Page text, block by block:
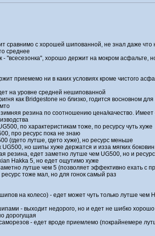
сравнимо с хорошей шипованной, не знал даже
среднее
- "всесезонка", хорошо держит на мокром асфальте,
приемемо ни в каких условиях кроме чистого
на уровне средней нешипованной
как Bridgestone но близко, годится восновном
резина по соотношению цена/качество.
по характеристикам тоже, по ресурсу чуть хуже
про ресурс пока не знаю
(гдето лутше, гдето хуже), но ресурс меньше
но шипы хуже держатся и изза мягких
резина, едет заметно лутше чем UG500, но и
Hakka 5, но едет ощутимо хуже
лутше чем 5 (позволяет эффективно ехать с
тоже мал, но для гонок самый раз
на колесо) - едет может чуть только лутше
- выходит недорого, но и едет не шибко
дорогущая
- едет вроде приемлемо (покрайнемере